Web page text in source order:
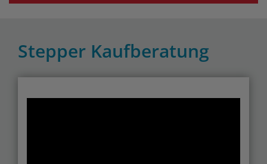
Stepper Kaufberatung